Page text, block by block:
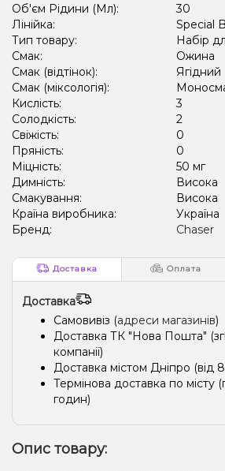
Об'єм Рідини (Мл):
30
Лінійка:
Special
Тип товару:
Набір
Смак:
Ожина
Смак (відтінок):
Ягідний
Смак (міксологія):
Кислість:
3
Солодкість:
2
Свіжість:
0
Пряність:
0
Міцність:
50 мг
Димність:
Висока
Смакування:
Висока
Країна виробника:
Україна
Бренд:
Chaser
Доставка Оплата
Доставка
Самовивіз (адреси магазинів)
Доставка ТК "Нова Пошта"
компанії)
Доставка містом Дніпро (від
Термінова доставка по місту
годин)
Опис товару: